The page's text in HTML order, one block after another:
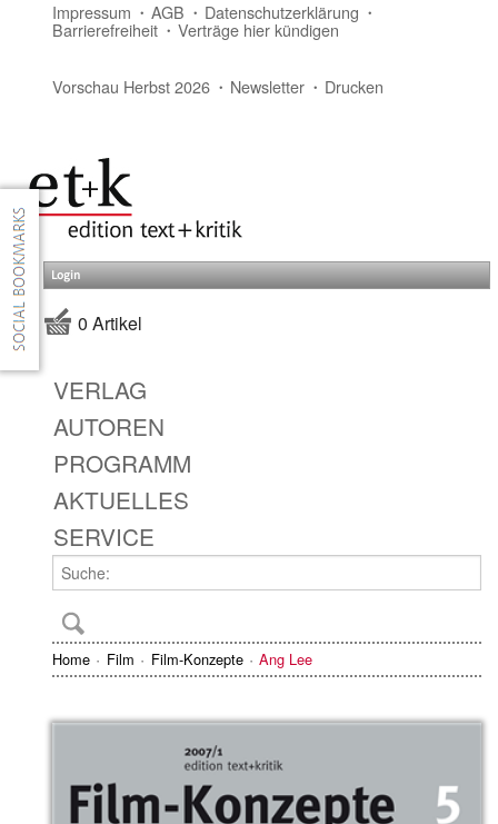
Impressum AGB Datenschutzerklärung
Barrierefreiheit Verträge hier kündigen
Vorschau Herbst 2026 Newsletter Drucken
Login
0 Artikel
VERLAG
AUTOREN
PROGRAMM
AKTUELLES
SERVICE
Home Film Film-Konzepte Ang Lee